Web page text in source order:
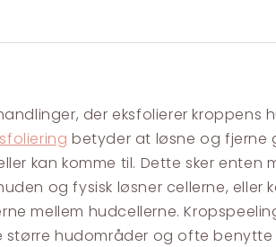
der eksfolierer kroppens
betyder at løsne og fjerne
kan komme til. Dette sker enten
og fysisk løsner cellerne, eller
mellem hudcellerne.
hudområder og ofte benytte